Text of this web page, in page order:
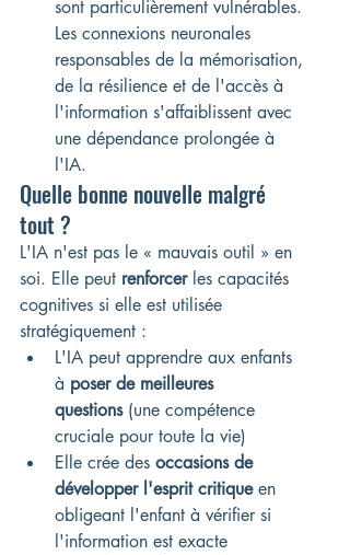
sont particulièrement vulnérables.
Les connexions neuronales
responsables de la mémorisation,
de la résilience et de l'accès à
l'information s'affaiblissent avec
une dépendance prolongée à
l'IA.
Quelle bonne nouvelle malgré
tout ?
L'IA n'est pas le « mauvais outil » en
soi. Elle peut renforcer les capacités
cognitives si elle est utilisée
stratégiquement :
L'IA peut apprendre aux enfants
à poser de meilleures
questions (une compétence
cruciale pour toute la vie)
Elle crée des occasions de
développer l'esprit critique en
obligeant l'enfant à vérifier si
l'information est exacte